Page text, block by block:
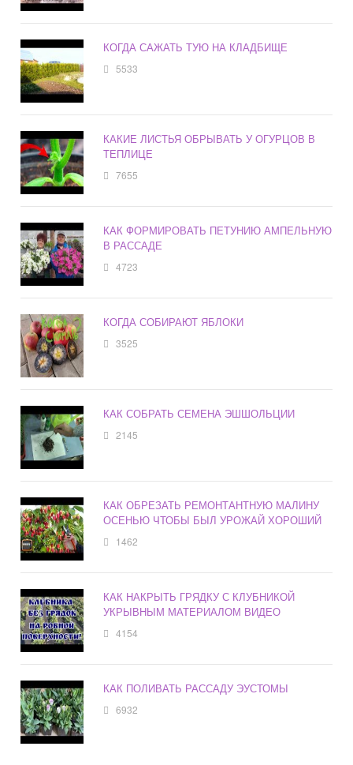
КОГДА САЖАТЬ ТУЮ НА КЛАДБИЩЕ
5533
КАКИЕ ЛИСТЬЯ ОБРЫВАТЬ У ОГУРЦОВ В
ТЕПЛИЦЕ
7655
КАК ФОРМИРОВАТЬ ПЕТУНИЮ АМПЕЛЬНУЮ
В РАССАДЕ
4723
КОГДА СОБИРАЮТ ЯБЛОКИ
3525
КАК СОБРАТЬ СЕМЕНА ЭШШОЛЬЦИИ
2145
КАК ОБРЕЗАТЬ РЕМОНТАНТНУЮ МАЛИНУ
ОСЕНЬЮ ЧТОБЫ БЫЛ УРОЖАЙ ХОРОШИЙ
1462
КАК НАКРЫТЬ ГРЯДКУ С КЛУБНИКОЙ
УКРЫВНЫМ МАТЕРИАЛОМ ВИДЕО
4154
КАК ПОЛИВАТЬ РАССАДУ ЭУСТОМЫ
6932